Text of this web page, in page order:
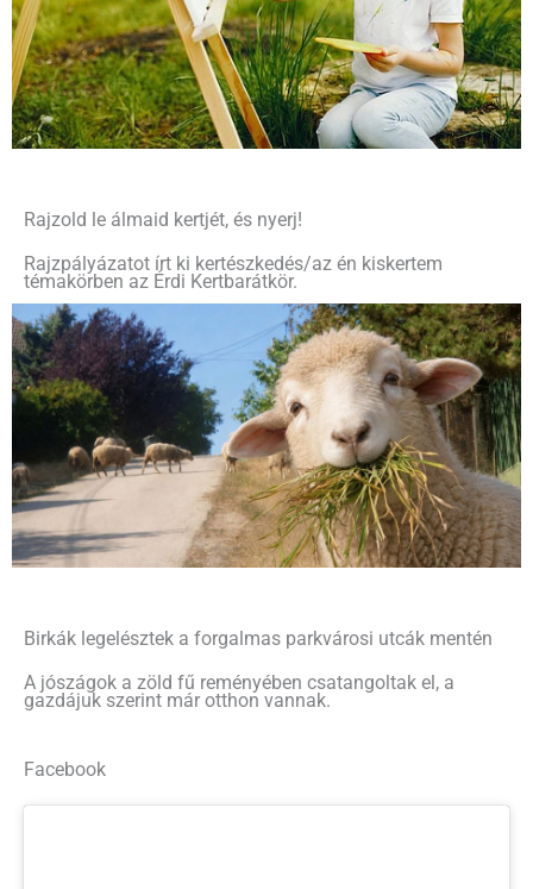
Rajzold le álmaid kertjét, és nyerj!
Rajzpályázatot írt ki kertészkedés/az én kiskertem
témakörben az Érdi Kertbarátkör.
Birkák legelésztek a forgalmas parkvárosi utcák mentén
A jószágok a zöld fű reményében csatangoltak el, a
gazdájuk szerint már otthon vannak.
Facebook